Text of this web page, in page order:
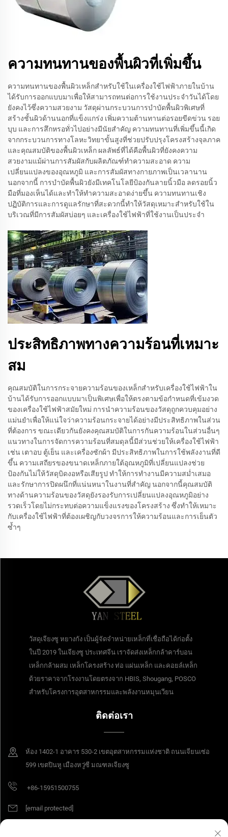
ความทนทานของพื้นผิวที่เพิ่มขึ้น
ความทนทานของพื้นผิวเหล็กสำหรับใช้ในเครื่องใช้ไฟฟ้าภายในบ้าน
ได้รับการออกแบบมาเพื่อให้สามารถทนต่อการใช้งานประจำวันได้โดย
ยังคงไว้ซึ่งความสวยงาม วัสดุผ่านกระบวนการบำบัดพื้นผิวพิเศษที่
สร้างชั้นผิวด้านนอกที่แข็งแกร่ง เพิ่มความต้านทานต่อรอยขีดข่วน รอย
บุบ และการสึกหรอทั่วไปอย่างมีนัยสำคัญ ความทนทานที่เพิ่มขึ้นนี้เกิด
จากกระบวนการทางโลหะวิทยาขั้นสูงที่ช่วยปรับปรุงโครงสร้างจุลภาค
และคุณสมบัติของพื้นผิวเหล็ก ผลลัพธ์ที่ได้คือพื้นผิวที่ยังคงความ
สวยงามแม้ผ่านการสัมผัสกับผลิตภัณฑ์ทำความสะอาด ความ
เปลี่ยนแปลงของอุณหภูมิ และการสัมผัสทางกายภาพเป็นเวลานาน
นอกจากนี้ การบำบัดพื้นผิวยังมีเทคโนโลยีป้องกันลายนิ้วมือ ลดรอยนิ้ว
มือที่มองเห็นได้และทำให้ทำความสะอาดง่ายขึ้น ความทนทานเชิง
ปฏิบัติการและการดูแลรักษาที่สะดวกนี้ทำให้วัสดุเหมาะสำหรับใช้ใน
บริเวณที่มีการสัมผัสบ่อยๆ และเครื่องใช้ไฟฟ้าที่ใช้งานเป็นประจำ
ประสิทธิภาพทางความร้อนที่เหมาะ
สม
คุณสมบัติในการกระจายความร้อนของเหล็กสำหรับเครื่องใช้ไฟฟ้าใน
บ้านได้รับการออกแบบมาเป็นพิเศษเพื่อให้ตรงตามข้อกำหนดที่เข้มงวด
ของเครื่องใช้ไฟฟ้าสมัยใหม่ การนำความร้อนของวัสดุถูกควบคุมอย่าง
แม่นยำเพื่อให้แน่ใจว่าความร้อนกระจายได้อย่างมีประสิทธิภาพในส่วน
ที่ต้องการ ขณะเดียวกันยังคงคุณสมบัติในการกันความร้อนในส่วนอื่นๆ
แนวทางในการจัดการความร้อนที่สมดุลนี้มีส่วนช่วยให้เครื่องใช้ไฟฟ้า
เช่น เตาอบ ตู้เย็น และเครื่องซักผ้า มีประสิทธิภาพในการใช้พลังงานที่ดี
ขึ้น ความเสถียรของขนาดเหล็กภายใต้อุณหภูมิที่เปลี่ยนแปลงช่วย
ป้องกันไม่ให้วัสดุบิดงอหรือเสียรูป ทำให้การทำงานมีความสม่ำเสมอ
และรักษาการปิดผนึกที่แน่นหนาในงานที่สำคัญ นอกจากนี้คุณสมบัติ
ทางด้านความร้อนของวัสดุยังรองรับการเปลี่ยนแปลงอุณหภูมิอย่าง
รวดเร็วโดยไม่กระทบต่อความแข็งแรงของโครงสร้าง ซึ่งทำให้เหมาะ
กับเครื่องใช้ไฟฟ้าที่ต้องเผชิญกับวงจรการให้ความร้อนและการเย็นตัว
ซ้ำๆ
วัสดุเจียงซู หยางกัง เป็นผู้จัดจำหน่ายเหล็กที่เชื่อถือได้ก่อตั้ง
ในปี 2019 ในเจียงซู ประเทศจีน เราจัดส่งเหล็กกล้าคาร์บอน
เหล็กกล้าผสม เหล็กโครงสร้าง ท่อ แผ่นเหล็ก และคอยล์เหล็ก
ด้วยราคาจากโรงงานโดยตรงจาก HBIS, Shougang, POSCO
สำหรับโครงการอุตสาหกรรมและพลังงานหมุนเวียน
ติดต่อเรา
ห้อง 1402-1 อาคาร 530-2 เขตอุตสาหกรรมแห่งชาติ ถนนเจียนเซ่อ
599 เขตปินหู เมืองหวู่ซี มณฑลเจียงซู
+86-15951500755
[email protected]